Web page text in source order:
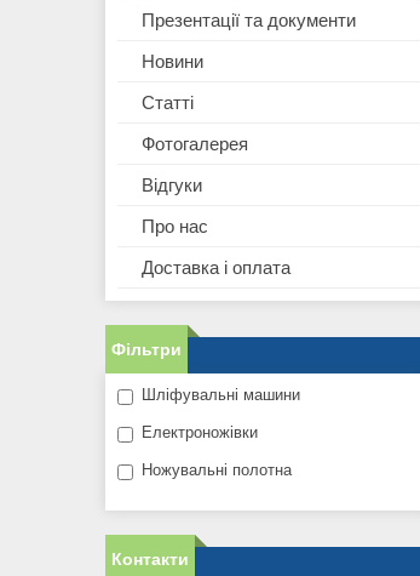
Презентації та документи
Новини
Статті
Фотогалерея
Відгуки
Про нас
Доставка і оплата
Фільтри
Шліфувальні машини
Електроножівки
Ножувальні полотна
Контакти